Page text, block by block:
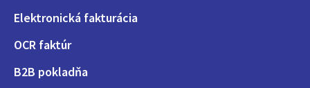
Elektronická fakturácia
OCR faktúr
B2B pokladňa